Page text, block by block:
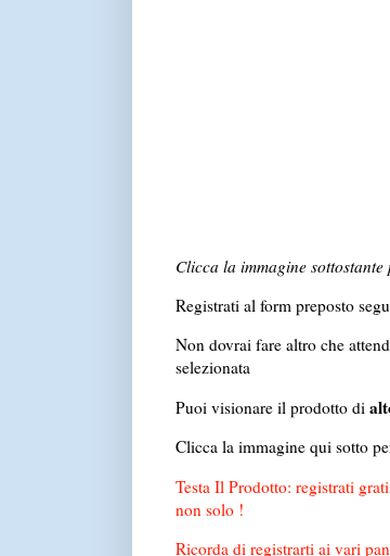
Clicca la immagine
Registrati al form preposto
Non dovrai fare altro che
selezionata
Puoi visionare il prodotto di
Clicca la immagine qui sotto
Testa Il Prodotto: registrati
non solo !
Ricorda di registrarti ai vari